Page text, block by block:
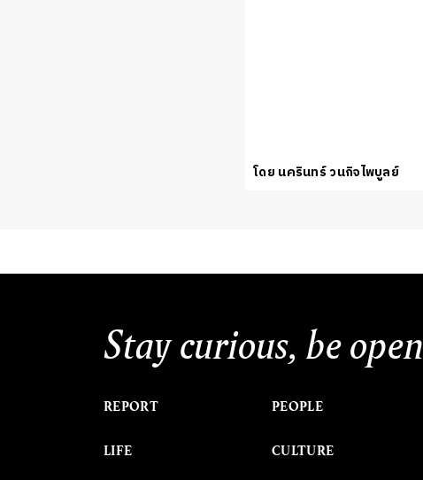
โดย นครินทร์ วนกิจไพบูลย์
Stay curious, be open
REPORT
LIFE
PEOPLE
CULTURE